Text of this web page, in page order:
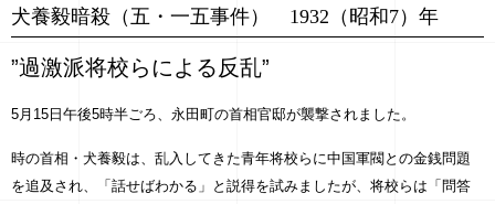
犬養毅暗殺（五・一五事件） 1932（昭和7）年
”過激派将校らによる反乱”
5月15日午後5時半ごろ、永田町の首相官邸が襲撃されました。
時の首相・犬養毅は、乱入してきた青年将校らに中国軍閥との金銭問題
を追及され、「話せばわかる」と説得を試みましたが、将校らは「問答